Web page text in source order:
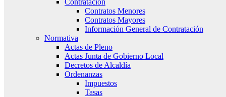
Contratación
Contratos Menores
Contratos Mayores
Información General de Contratación
Normativa
Actas de Pleno
Actas Junta de Gobierno Local
Decretos de Alcaldía
Ordenanzas
Impuestos
Tasas